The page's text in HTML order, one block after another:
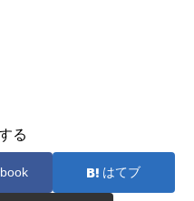
る
はてブ